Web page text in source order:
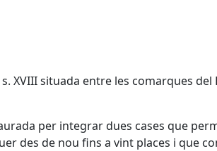
XVIII situada entre les comarques del
per integrar dues cases que
des de nou fins a vint places i que